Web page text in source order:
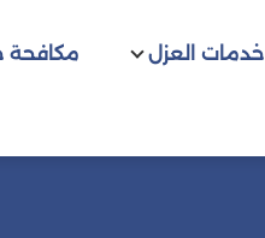
خدمات العزل مكافحة